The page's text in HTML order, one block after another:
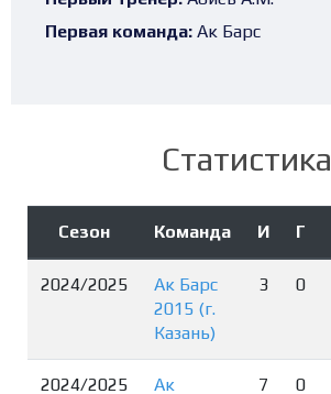
Первая команда: Ак Барс
Статистика
Сезон Команда И Г
2024/2025
Ак Барс
2015 (г.
Казань)
3 0
2024/2025
Ак
7 0